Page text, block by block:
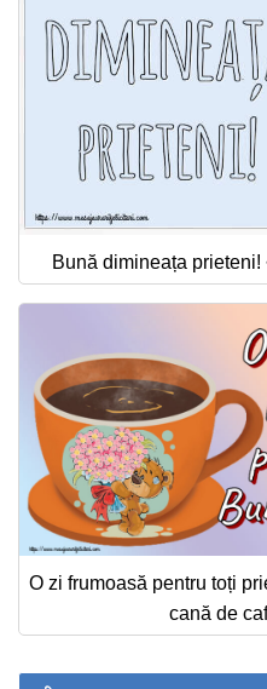
Bună dimineața
O zi frumoasă pentru toți
cană de